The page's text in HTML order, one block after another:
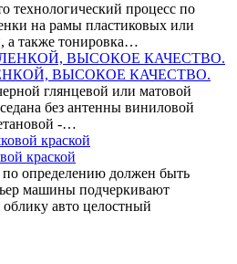
технологический процесс по
на рамы пластиковых или
а также тонировка…
ВЫСОКОЕ КАЧЕСТВО.
глянцевой или матовой
без антенны виниловой
-…
краской
определению должен быть
машины подчеркивают
авто целостный